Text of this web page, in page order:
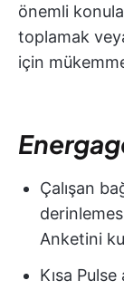
önemli
toplamak
için
Çalışan
Anketini
Kısa